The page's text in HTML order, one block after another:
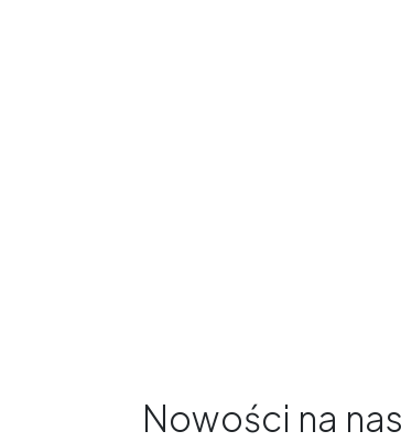
Nowości na